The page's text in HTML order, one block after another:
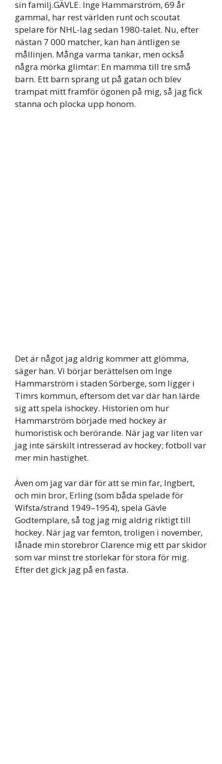
sin familj.GÄVLE. Inge Hammarström, 69 år
gammal, har rest världen runt och scoutat
spelare för NHL-lag sedan 1980-talet. Nu, efter
nästan 7 000 matcher, kan han äntligen se
mållinjen. Många varma tankar, men också
några mörka glimtar: En mamma till tre små
barn. Ett barn sprang ut på gatan och blev
trampat mitt framför ögonen på mig, så jag fick
stanna och plocka upp honom.
Det är något jag aldrig kommer att glömma,
säger han. Vi börjar berättelsen om Inge
Hammarström i staden Sörberge, som ligger i
Timrs kommun, eftersom det var där han lärde
sig att spela ishockey. Historien om hur
Hammarström började med hockey är
humoristisk och berörande. När jag var liten var
jag inte särskilt intresserad av hockey; fotboll var
mer min hastighet.
Även om jag var där för att se min far, Ingbert,
och min bror, Erling (som båda spelade för
Wifsta/strand 1949–1954), spela Gävle
Godtemplare, så tog jag mig aldrig riktigt till
hockey. När jag var femton, troligen i november,
lånade min storebror Clarence mig ett par skidor
som var minst tre storlekar för stora för mig.
Efter det gick jag på en fasta.